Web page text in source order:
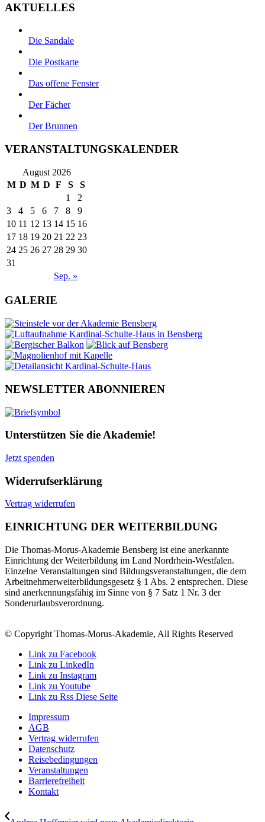
AKTUELLES
Die Sandale
Die Postkarte
Das offene Fenster
Der Fächer
Der Brunnen
VERANSTALTUNGSKALENDER
August 2026
M D M D F S S
Sep. »
1
2
3
4 5 6 7 8
9
10 11 12 13 14 15 16
17 18 19 20 21 22 23
24 25 26 27 28 29 30
31
GALERIE
NEWSLETTER ABONNIEREN
Unterstützen Sie die Akademie!
Jetzt spenden
Widerrufserklärung
Vertrag widerrufen
EINRICHTUNG DER WEITERBILDUNG
Die Thomas-Morus-Akademie Bensberg ist eine anerkannte
Einrichtung der Weiterbildung im Land Nordrhein-Westfalen.
Einzelne Veranstaltungen sind Bildungsveranstaltungen, die dem
Arbeitnehmerweiterbildungsgesetz § 1 Abs. 2 entsprechen. Diese
sind anerkennungsfähig im Sinne von § 7 Satz 1 Nr. 3 der
Sonderurlaubsverordnung.
© Copyright Thomas-Morus-Akademie, All Rights Reserved
Link zu Facebook
Link zu LinkedIn
Link zu Instagram
Link zu Youtube
Link zu Rss Diese Seite
Impressum
AGB
Vertrag widerrufen
Datenschutz
Reisebedingungen
Veranstaltungen
Barrierefreiheit
Kontakt